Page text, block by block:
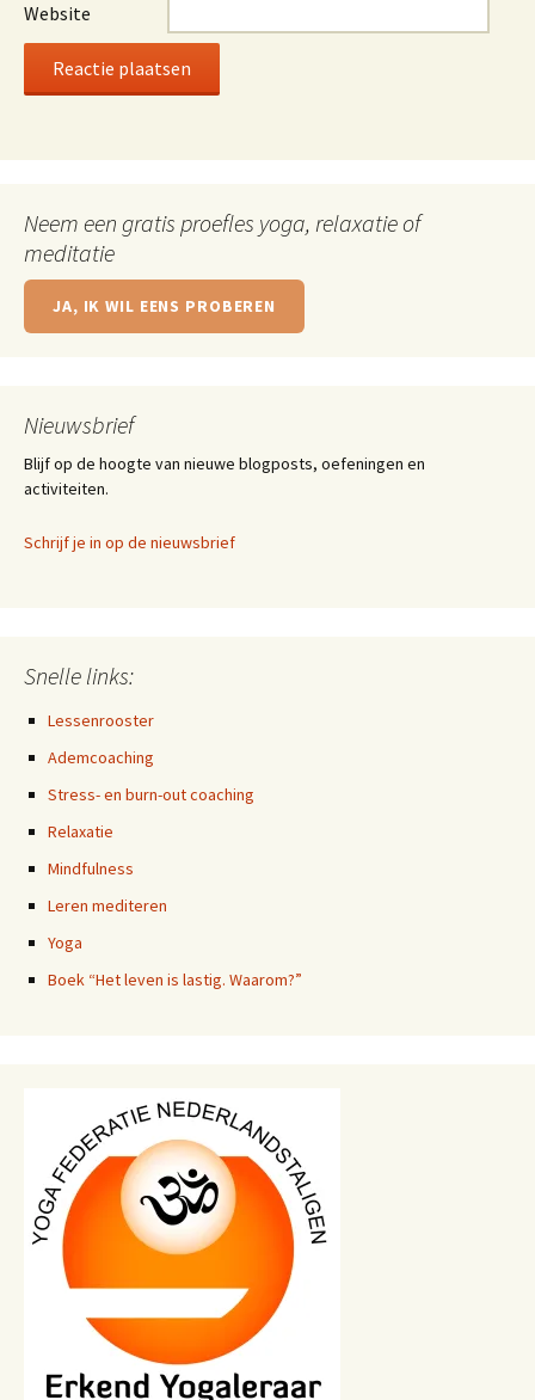
Website
Neem een gratis proefles yoga, relaxatie of
meditatie
JA, IK WIL EENS PROBEREN
Nieuwsbrief
Blijf op de hoogte van nieuwe blogposts, oefeningen en
activiteiten.
Schrijf je in op de nieuwsbrief
Snelle links:
Lessenrooster
Ademcoaching
Stress- en burn-out coaching
Relaxatie
Mindfulness
Leren mediteren
Yoga
Boek “Het leven is lastig. Waarom?”